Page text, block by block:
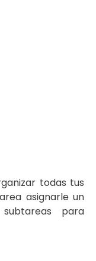
todas tus
asignarle un
para